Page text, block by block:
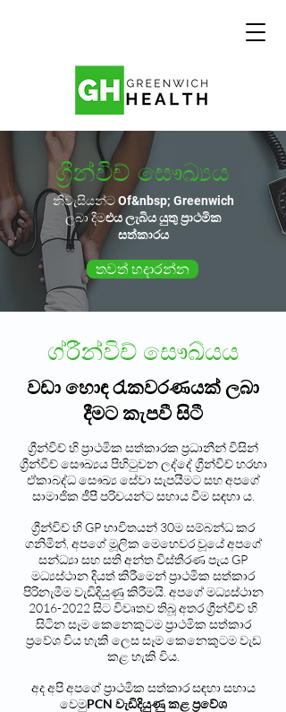
ග්‍රීන්විච් සෞඛ්‍යය
නිවැසියන්ට Of&nbsp; Greenwich
ලබා දීමඑය ලැබිය යුතු ප්‍රාථමික
සත්කාරය
තවත් හදාරන්න
ග්රීන්විච් සෞඛ්යය
වඩා හොඳ රැකවරණයක් ලබා
දීමට කැපවී සිටී
ග්‍රීන්විච් හි ප්‍රාථමික සත්කාරක ප්‍රධානීන් විසින්
ග්‍රීන්විච් සෞඛ්‍යය පිහිටුවන ලද්දේ ග්‍රීන්විච් හරහා
ඒකාබද්ධ සෞඛ්‍ය සේවා සැපයීමට සහ අපගේ
සාමාජික ජීපී පරිචයන්ට සහාය වීම සඳහා ය.
ග්‍රීන්විච් හි GP භාවිතයන් 30ම සම්බන්ධ කර
ගනිමින්, අපගේ මූලික මෙහෙවර වූයේ අපගේ
සන්ධ්‍යා සහ සති අන්ත විස්තීරණ පැය GP
මධ්‍යස්ථාන දියත් කිරීමෙන් ප්‍රාථමික සත්කාර
පිරිනැමීම වැඩිදියුණු කිරීමයි. අපගේ මධ්‍යස්ථාන
2016-2022 සිට විවෘතව තිබූ අතර ග්‍රීන්විච් හි
සිටින සෑම කෙනෙකුටම ප්‍රාථමික සත්කාර
ප්‍රවේශ විය හැකි ලෙස සෑම කෙනෙකුටම වැඩ
කළ හැකි විය.
අද අපි අපගේ ප්‍රාථමික සත්කාර සඳහා සහාය
වෙමුPCN වැඩිදියුණු කළ ප්‍රවේශ